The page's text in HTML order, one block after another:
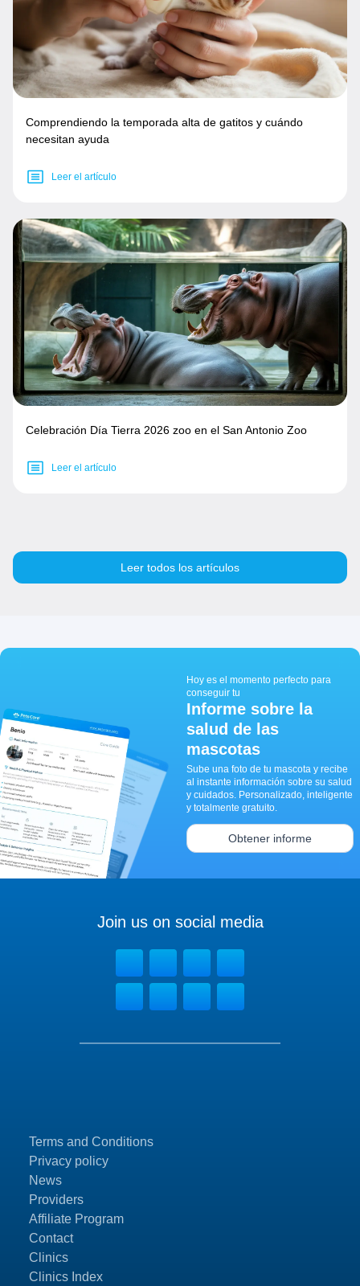
Comprendiendo la temporada alta de gatitos y cuándo
necesitan ayuda
Leer el artículo
Celebración Día Tierra 2026 zoo en el San Antonio Zoo
Leer el artículo
Leer todos los artículos
Hoy es el momento perfecto para
conseguir tu
Informe sobre la
salud de las
mascotas
Sube una foto de tu mascota y recibe
al instante información sobre su salud
y cuidados. Personalizado, inteligente
y totalmente gratuito.
Obtener informe
Terms and Conditions
Privacy policy
News
Providers
Affiliate Program
Contact
Clinics
Clinics Index
Join us on social media